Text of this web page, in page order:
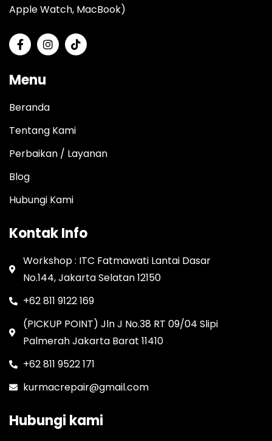
Apple Watch, MacBook)
Menu
Beranda
Tentang Kami
Perbaikan / Layanan
Blog
Hubungi Kami
Kontak Info
Workshop : ITC Fatmawati Lantai Dasar
No.144, Jakarta Selatan 12150
+62 811 9122 169
(PICKUP POINT) Jln J No.38 RT 09/04 Slipi
Palmerah Jakarta Barat 11410
+62 811 9522 171
kurmacrepair@gmail.com
Hubungi kami